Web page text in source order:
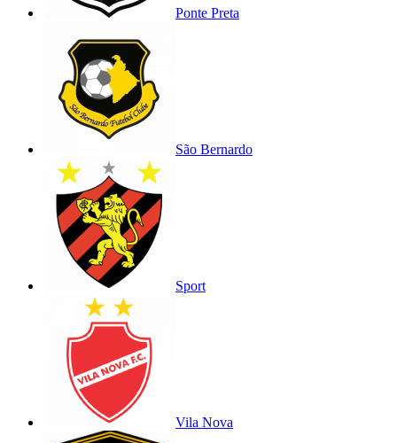
Ponte Preta
São Bernardo
Sport
Vila Nova